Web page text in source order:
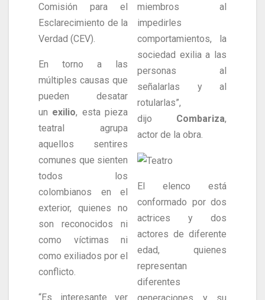
Comisión para el
Esclarecimiento de la
Verdad (CEV).
En torno a las
múltiples causas que
pueden desatar
un exilio, esta pieza
teatral agrupa
aquellos sentires
comunes que sienten
todos los
colombianos en el
exterior, quienes no
son reconocidos ni
como víctimas ni
como exiliados por el
conflicto.
“Es interesante ver
miembros al
impedirles
comportamientos, la
sociedad exilia a las
personas al
señalarlas y al
rotularlas”,
dijo Combariza,
actor de la obra.
El elenco está
conformado por dos
actrices y dos
actores de diferente
edad, quienes
representan
diferentes